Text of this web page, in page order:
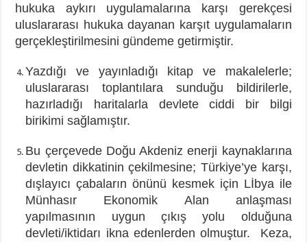
hukuka aykırı uygulamalarına karşı gerekçesi
uluslararası hukuka dayanan karşıt uygulamaların
gerçekleştirilmesini gündeme getirmiştir.
Yazdığı ve yayınladığı kitap ve makalelerle;
uluslararası toplantılara sunduğu bildirilerle,
hazırladığı haritalarla devlete ciddi bir bilgi
birikimi sağlamıştır.
Bu çerçevede Doğu Akdeniz enerji kaynaklarına
devletin dikkatinin çekilmesine; Türkiye’ye karşı,
dışlayıcı çabaların önünü kesmek için Lİbya ile
Münhasır Ekonomik Alan anlaşması
yapılmasının uygun çıkış yolu olduğuna
devleti/iktidarı ikna edenlerden olmuştur. Keza,